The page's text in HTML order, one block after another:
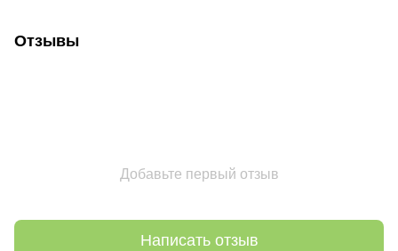
Отзывы
Добавьте первый отзыв
Написать отзыв